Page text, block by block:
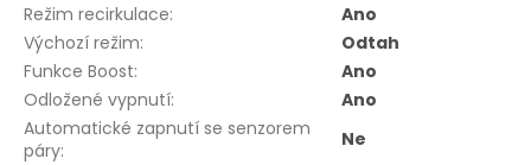
Režim recirkulace:
Ano
Výchozí režim:
Odtah
Funkce Boost:
Ano
Odložené vypnutí:
Ano
Automatické zapnutí se senzorem
páry:
Ne